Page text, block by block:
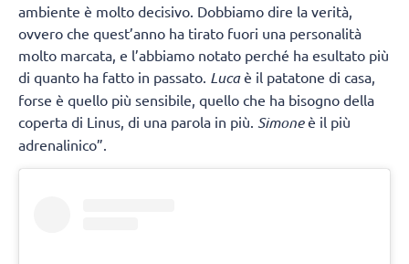
ambiente è molto decisivo. Dobbiamo dire la verità,
ovvero che quest’anno ha tirato fuori una personalità
molto marcata, e l’abbiamo notato perché ha esultato più
di quanto ha fatto in passato. Lucaè il patatone di casa,
forse è quello più sensibile, quello che ha bisogno della
coperta di Linus, di una parola in più. Simoneè il più
adrenalinico”.